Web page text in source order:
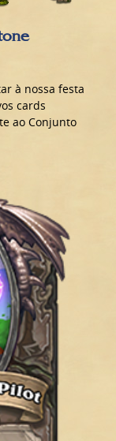
à nossa festa
cards
ao Conjunto